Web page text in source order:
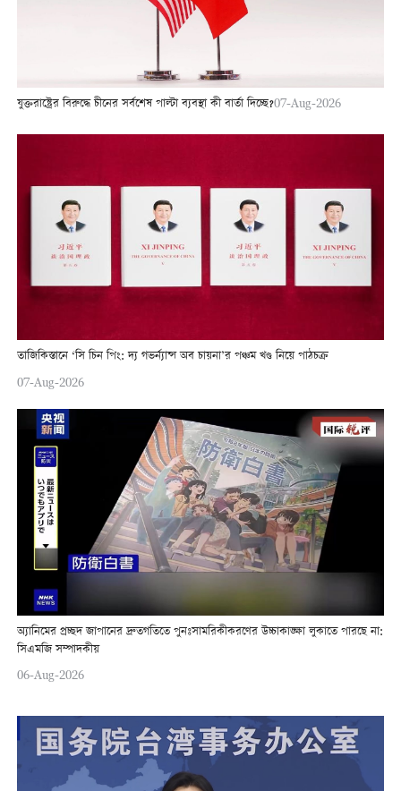
যুক্তরাষ্ট্রের বিরুদ্ধে চীনের সর্বশেষ পাল্টা ব্যবস্থা কী বার্তা দিচ্ছে?07-Aug-2026
তাজিকিস্তানে ‘সি চিন পিং: দ্য গভর্ন্যান্স অব চায়না’র পঞ্চম খণ্ড নিয়ে পাঠচক্র
07-Aug-2026
অ্যানিমের প্রচ্ছদ জাপানের দ্রুতগতিতে পুনঃসামরিকীকরণের উচ্চাকাঙ্ক্ষা লুকাতে পারছে না:
সিএমজি সম্পাদকীয়
06-Aug-2026